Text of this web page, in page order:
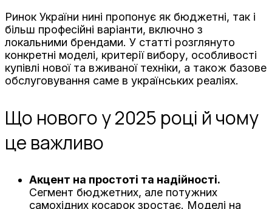
Ринок України нині пропонує як бюджетні, так і
більш професійні варіанти, включно з
локальними брендами. У статті розглянуто
конкретні моделі, критерії вибору, особливості
купівлі нової та вживаної техніки, а також базове
обслуговування саме в українських реаліях.
Що нового у 2025 році й чому
це важливо
Акцент на простоті та надійності.
Сегмент бюджетних, але потужних
самохідних косарок зростає. Моделі на